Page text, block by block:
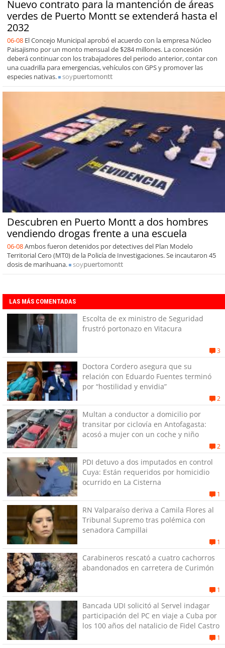
Nuevo contrato para la mantención de áreas
verdes de Puerto Montt se extenderá hasta el
2032
06-08 El Concejo Municipal aprobó el acuerdo con la empresa Núcleo
Paisajismo por un monto mensual de $284 millones. La concesión
deberá continuar con los trabajadores del periodo anterior, contar con
una cuadrilla para emergencias, vehículos con GPS y promover las
especies nativas.
soypuertomontt
Descubren en Puerto Montt a dos hombres
vendiendo drogas frente a una escuela
06-08Ambos fueron detenidos por detectives del Plan Modelo
Territorial Cero (MT0) de la Policía de Investigaciones. Se incautaron 45
dosis de marihuana.
soypuertomontt
LAS MÁS COMENTADAS
Escolta de ex ministro de Seguridad
frustró portonazo en Vitacura
3
Doctora Cordero asegura que su
relación con Eduardo Fuentes terminó
por “hostilidad y envidia”
2
Multan a conductor a domicilio por
transitar por ciclovía en Antofagasta:
acosó a mujer con un coche y niño
2
PDI detuvo a dos imputados en control
Cuya: Están requeridos por homicidio
ocurrido en La Cisterna
1
RN Valparaíso deriva a Camila Flores al
Tribunal Supremo tras polémica con
senadora Campillai
1
Carabineros rescató a cuatro cachorros
abandonados en carretera de Curimón
1
Bancada UDI solicitó al Servel indagar
participación del PC en viaje a Cuba por
los 100 años del natalicio de Fidel Castro
1